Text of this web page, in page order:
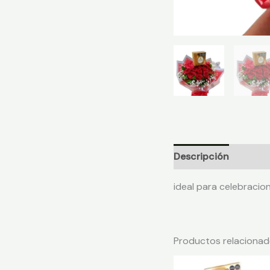
Descripción
ideal para
Productos